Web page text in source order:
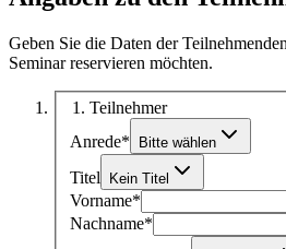
Geben Sie die Daten der
Seminar reservieren möchten.
1 . Teilnehmer
Anrede* Bitte wählen
Titel Kein Titel
Vorname*
Nachname*